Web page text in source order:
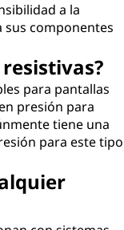
a la
sus componentes
para pantallas
presión para
tiene una
para este tipo